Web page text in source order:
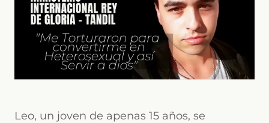
Leo, un joven de apenas 15 años, se